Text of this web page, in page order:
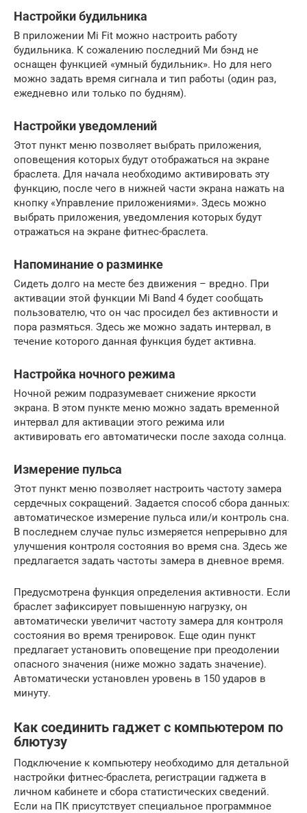
Настройки будильника
В приложении Mi Fit можно настроить работу
будильника. К сожалению последний Ми бэнд не
оснащен функцией «умный будильник». Но для него
можно задать время сигнала и тип работы (один раз,
ежедневно или только по будням).
Настройки уведомлений
Этот пункт меню позволяет выбрать приложения,
оповещения которых будут отображаться на экране
браслета. Для начала необходимо активировать эту
функцию, после чего в нижней части экрана нажать на
кнопку «Управление приложениями». Здесь можно
выбрать приложения, уведомления которых будут
отражаться на экране фитнес-браслета.
Напоминание о разминке
Сидеть долго на месте без движения – вредно. При
активации этой функции Mi Band 4 будет сообщать
пользователю, что он час просидел без активности и
пора размяться. Здесь же можно задать интервал, в
течение которого данная функция будет активна.
Настройка ночного режима
Ночной режим подразумевает снижение яркости
экрана. В этом пункте меню можно задать временной
интервал для активации этого режима или
активировать его автоматически после захода солнца.
Измерение пульса
Этот пункт меню позволяет настроить частоту замера
сердечных сокращений. Задается способ сбора данных:
автоматическое измерение пульса или/и контроль сна.
В последнем случае пульс измеряется непрерывно для
улучшения контроля состояния во время сна. Здесь же
предлагается задать частоты замера в дневное время.
Предусмотрена функция определения активности. Если
браслет зафиксирует повышенную нагрузку, он
автоматически увеличит частоту замера для контроля
состояния во время тренировок. Еще один пункт
предлагает установить оповещение при преодолении
опасного значения (ниже можно задать значение).
Автоматически установлен уровень в 150 ударов в
минуту.
Как соединить гаджет с компьютером по
блютузу
Подключение к компьютеру необходимо для детальной
настройки фитнес-браслета, регистрации гаджета в
личном кабинете и сбора статистических сведений.
Если на ПК присутствует специальное программное